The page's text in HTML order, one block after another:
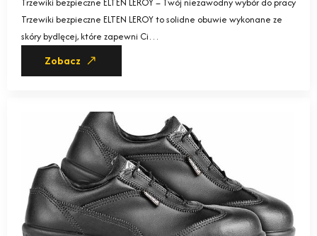
Trzewiki bezpieczne ELTEN LEROY to solidne obuwie wykonane ze
skóry bydlęcej, które zapewni Ci…
Zobacz